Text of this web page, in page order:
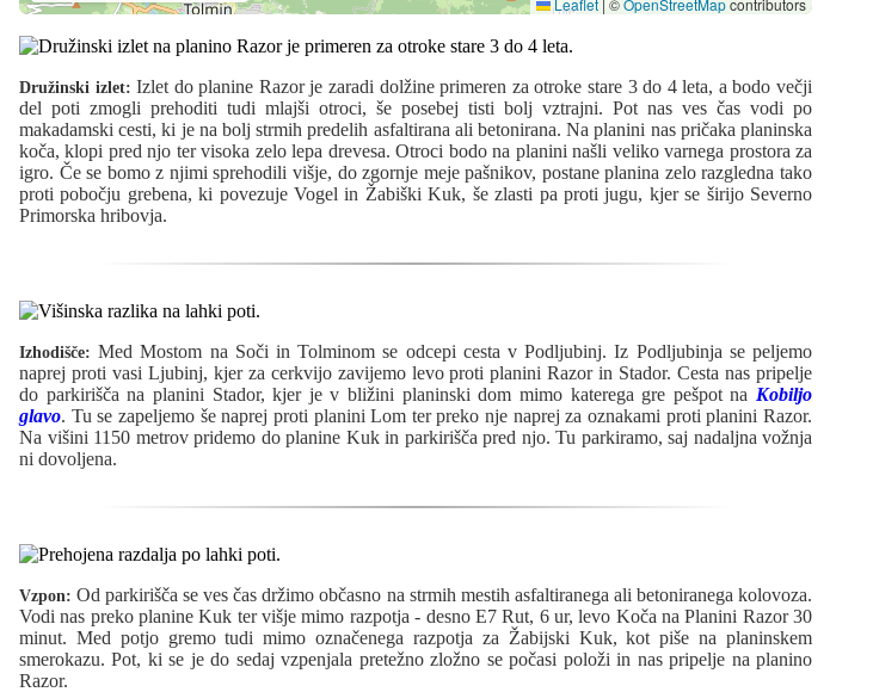
Družinski izlet: Izlet do planine Razor je zaradi dolžine primeren za otroke stare 3 do 4 leta, a bodo večji
del poti zmogli prehoditi tudi mlajši otroci, še posebej tisti bolj vztrajni. Pot nas ves čas vodi po
makadamski cesti, ki je na bolj strmih predelih asfaltirana ali betonirana. Na planini nas pričaka planinska
koča, klopi pred njo ter visoka zelo lepa drevesa. Otroci bodo na planini našli veliko varnega prostora za
igro. Če se bomo z njimi sprehodili višje, do zgornje meje pašnikov, postane planina zelo razgledna tako
proti pobočju grebena, ki povezuje Vogel in Žabiški Kuk, še zlasti pa proti jugu, kjer se širijo Severno
Primorska hribovja.
Izhodišče: Med Mostom na Soči in Tolminom se odcepi cesta v Podljubinj. Iz Podljubinja se peljemo
naprej proti vasi Ljubinj, kjer za cerkvijo zavijemo levo proti planini Razor in Stador. Cesta nas pripelje
do parkirišča na planini Stador, kjer je v bližini planinski dom mimo katerega gre pešpot na Kobiljo
glavo. Tu se zapeljemo še naprej proti planini Lom ter preko nje naprej za oznakami proti planini Razor.
Na višini 1150 metrov pridemo do planine Kuk in parkirišča pred njo. Tu parkiramo, saj nadaljna vožnja
ni dovoljena.
Vzpon: Od parkirišča se ves čas držimo občasno na strmih mestih asfaltiranega ali betoniranega kolovoza.
Vodi nas preko planine Kuk ter višje mimo razpotja - desno E7 Rut, 6 ur, levo Koča na Planini Razor 30
minut. Med potjo gremo tudi mimo označenega razpotja za Žabijski Kuk, kot piše na planinskem
smerokazu. Pot, ki se je do sedaj vzpenjala pretežno zložno se počasi položi in nas pripelje na planino
Razor.